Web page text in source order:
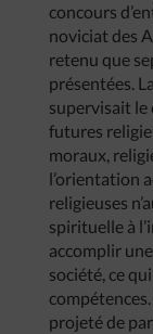
concours
noviciat des
retenu que
présentées.
supervisait le
futures
moraux,
l’orientation
religieuses
spirituelle à
accomplir
société, ce
projeté de